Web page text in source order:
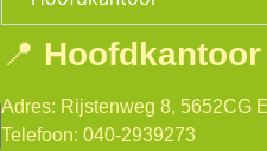
📍 Hoofdkantoor
Adres: Rijstenweg 8, 5652CG
Telefoon: 040-2939273